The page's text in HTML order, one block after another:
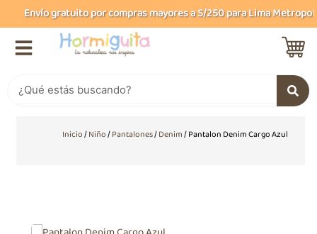
al
contenido
Envío gratuito por compras mayores a S/250 para Lima
Inicio/Niño/Pantalones/Denim/ Pantalon Denim Cargo Azul